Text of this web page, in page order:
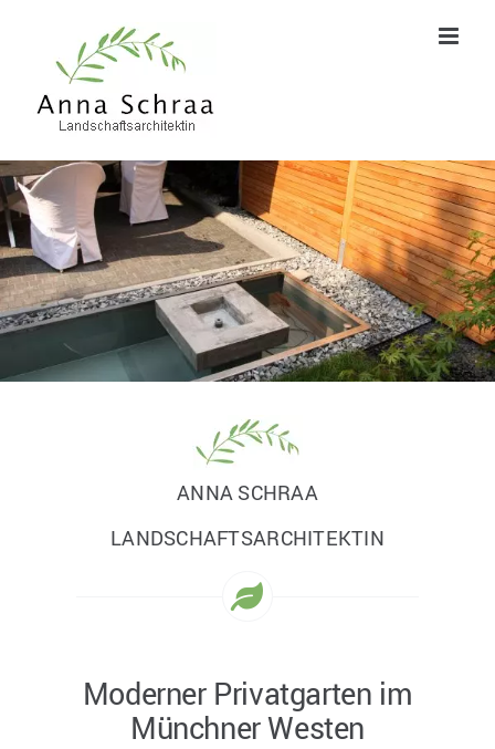
springen
ANNA SCHRAA
LANDSCHAFTSARCHITEKTIN
Moderner Privatgarten im
Münchner Westen